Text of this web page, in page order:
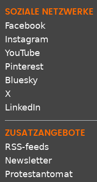
SOZIALE NETZWERKE
Facebook
Instagram
YouTube
Pinterest
Bluesky
X
LinkedIn
ZUSATZANGEBOTE
RSS-feeds
Newsletter
Protestantomat